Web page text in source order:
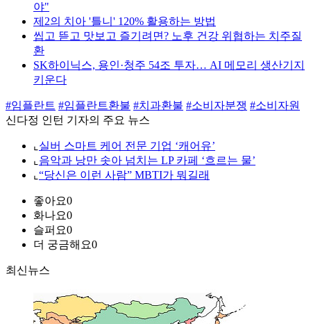
야"
제2의 치아 '틀니' 120% 활용하는 방법
씹고 뜯고 맛보고 즐기려면? 노후 건강 위협하는 치주질
환
SK하이닉스, 용인·청주 54조 투자… AI 메모리 생산기지
키운다
#임플란트 #임플란트환불 #치과환불 #소비자분쟁 #소비자원
신다정 인턴 기자의 주요 뉴스
⌞ 실버 스마트 케어 전문 기업 ‘캐어유’
⌞ 음악과 낭만 솟아 넘치는 LP 카페 ‘흐르는 물’
⌞ “당신은 이런 사람” MBTI가 뭐길래
좋아요0
화나요0
슬퍼요0
더 궁금해요0
최신뉴스